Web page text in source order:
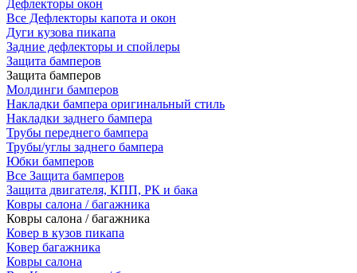
Дефлекторы окон
Все Дефлекторы капота и окон
Дуги кузова пикапа
Задние дефлекторы и спойлеры
Защита бамперов
Защита бамперов
Молдинги бамперов
Накладки бампера оригинальный стиль
Накладки заднего бампера
Трубы переднего бампера
Трубы/углы заднего бампера
Юбки бамперов
Все Защита бамперов
Защита двигателя, КПП, РК и бака
Ковры салона / багажника
Ковры салона / багажника
Ковер в кузов пикапа
Ковер багажника
Ковры салона